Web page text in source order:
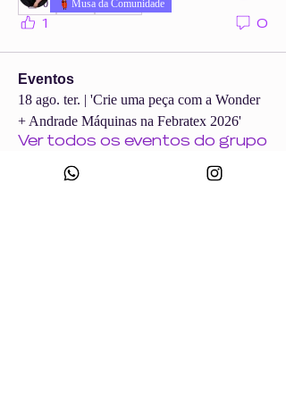
0
1
1 0
Musa da Comunidade
Ver todos os Wonders (858)
Eventos
18 ago. ter. | 'Crie uma peça com a Wonder
+ Andrade Máquinas na Febratex 2026'
Ver todos os eventos do grupo